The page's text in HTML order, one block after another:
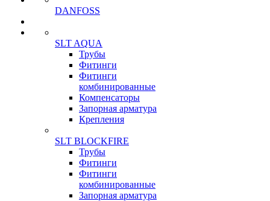
DANFOSS
SLT AQUA
Трубы
Фитинги
Фитинги
комбинированные
Компенсаторы
Запорная арматура
Крепления
SLT BLOCKFIRE
Трубы
Фитинги
Фитинги
комбинированные
Запорная арматура